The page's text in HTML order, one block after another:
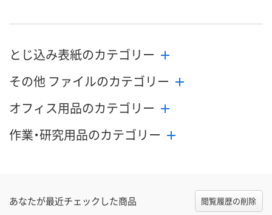
とじ込み表紙のカテゴリー
その他 ファイルのカテゴリー
オフィス用品のカテゴリー
作業・研究用品のカテゴリー
あなたが最近チェックした商品 閲覧履歴の削除